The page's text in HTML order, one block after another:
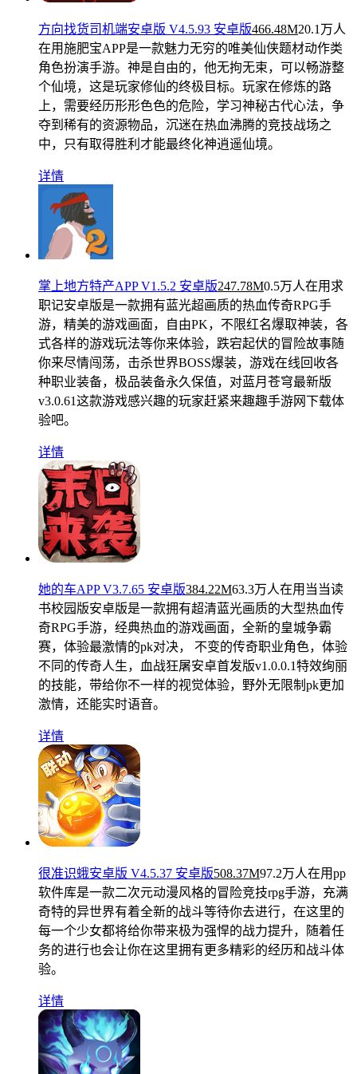
方向找货司机端安卓版 V4.5.93 安卓版466.48M20.1万人
在用施肥宝APP是一款魅力无穷的唯美仙侠题材动作类
角色扮演手游。神是自由的，他无拘无束，可以畅游整
个仙境，这是玩家修仙的终极目标。玩家在修炼的路
上，需要经历形形色色的危险，学习神秘古代心法，争
夺到稀有的资源物品，沉迷在热血沸腾的竞技战场之
中，只有取得胜利才能最终化神逍遥仙境。
详情
掌上地方特产APP V1.5.2 安卓版247.78M0.5万人在用 求
职记安卓版是一款拥有蓝光超画质的热血传奇RPG手
游，精美的游戏画面，自由PK，不限红名爆取神装，各
式各样的游戏玩法等你来体验，跌宕起伏的冒险故事随
你来尽情闯荡，击杀世界BOSS爆装，游戏在线回收各
种职业装备，极品装备永久保值，对蓝月苍穹最新版
v3.0.61这款游戏感兴趣的玩家赶紧来趣趣手游网下载体
验吧。
详情
她的车APP V3.7.65 安卓版384.22M63.3万人在用 当当读
书校园版安卓版是一款拥有超清蓝光画质的大型热血传
奇RPG手游，经典热血的游戏画面，全新的皇城争霸
赛，体验最激情的pk对决， 不变的传奇职业角色，体验
不同的传奇人生，血战狂屠安卓首发版v1.0.0.1特效绚丽
的技能，带给你不一样的视觉体验，野外无限制pk更加
激情，还能实时语音。
详情
很准识蛾安卓版 V4.5.37 安卓版508.37M97.2万人在用pp
软件库是一款二次元动漫风格的冒险竞技rpg手游，充满
奇特的异世界有着全新的战斗等待你去进行，在这里的
每一个少女都将给你带来极为强悍的战力提升，随着任
务的进行也会让你在这里拥有更多精彩的经历和战斗体
验。
详情